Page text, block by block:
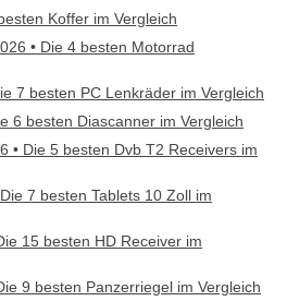
Koffer im Vergleich
• Die 4 besten Motorrad
7 besten PC Lenkräder im Vergleich
6 besten Diascanner im Vergleich
• Die 5 besten Dvb T2 Receivers im
7 besten Tablets 10 Zoll im
15 besten HD Receiver im
9 besten Panzerriegel im Vergleich